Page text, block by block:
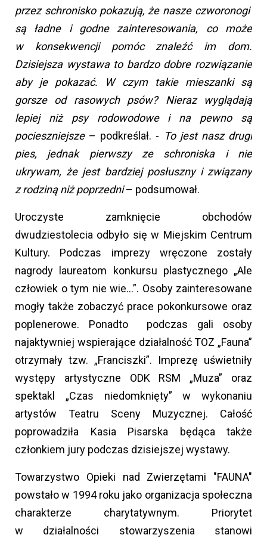
przez schronisko pokazują, że nasze czworonogi
są ładne i godne zainteresowania, co może
w konsekwencji pomóc znaleźć im dom.
Dzisiejsza wystawa to bardzo dobre rozwiązanie
aby je pokazać. W czym takie mieszanki są
gorsze od rasowych psów? Nieraz wyglądają
lepiej niż psy rodowodowe i na pewno są
pocieszniejsze – podkreślał. - To jest nasz drugi
pies, jednak pierwszy ze schroniska i nie
ukrywam, że jest bardziej posłuszny i związany
z rodziną niż poprzedni– podsumował.
Uroczyste zamknięcie obchodów
dwudziestolecia odbyło się w Miejskim Centrum
Kultury. Podczas imprezy wręczone zostały
nagrody laureatom konkursu plastycznego „Ale
człowiek o tym nie wie…”. Osoby zainteresowane
mogły także zobaczyć prace pokonkursowe oraz
poplenerowe. Ponadto podczas gali osoby
najaktywniej wspierające działalność TOZ „Fauna”
otrzymały tzw. „Franciszki”. Imprezę uświetniły
występy artystyczne ODK RSM „Muza” oraz
spektakl „Czas niedomknięty” w wykonaniu
artystów Teatru Sceny Muzycznej. Całość
poprowadziła Kasia Pisarska będąca także
członkiem jury podczas dzisiejszej wystawy.
Towarzystwo Opieki nad Zwierzętami "FAUNA"
powstało w 1994 roku jako organizacja społeczna
charakterze charytatywnym. Priorytet
w działalności stowarzyszenia stanowi